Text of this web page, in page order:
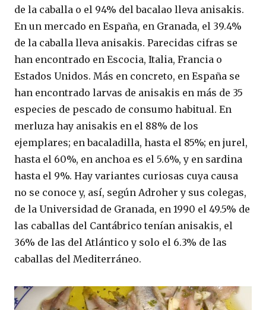
de la caballa o el 94% del bacalao lleva anisakis.
En un mercado en España, en Granada, el 39.4%
de la caballa lleva anisakis. Parecidas cifras se
han encontrado en Escocia, Italia, Francia o
Estados Unidos. Más en concreto, en España se
han encontrado larvas de anisakis en más de 35
especies de pescado de consumo habitual. En
merluza hay anisakis en el 88% de los
ejemplares; en bacaladilla, hasta el 85%; en jurel,
hasta el 60%, en anchoa es el 5.6%, y en sardina
hasta el 9%. Hay variantes curiosas cuya causa
no se conoce y, así, según Adroher y sus colegas,
de la Universidad de Granada, en 1990 el 49.5% de
las caballas del Cantábrico tenían anisakis, el
36% de las del Atlántico y solo el 6.3% de las
caballas del Mediterráneo.